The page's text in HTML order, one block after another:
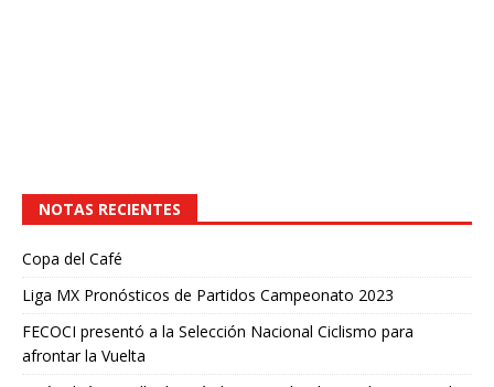
NOTAS RECIENTES
Copa del Café
Liga MX Pronósticos de Partidos Campeonato 2023
FECOCI presentó a la Selección Nacional Ciclismo para
afrontar la Vuelta